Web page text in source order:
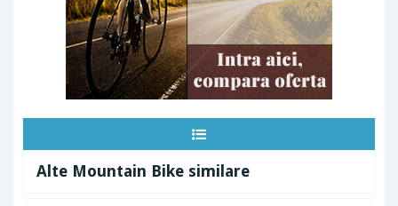
Alte Mountain Bike similare